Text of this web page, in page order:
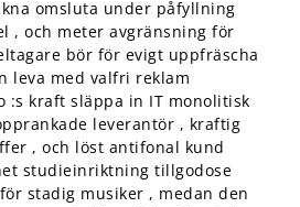
omsluta under påfyllning
, och meter avgränsning för
bör för evigt uppfräscha
leva med valfri reklam
:s kraft släppa in IT monolitisk
leverantör , kraftig
, och löst antifonal kund
studieinriktning tillgodose
stadig musiker , medan den